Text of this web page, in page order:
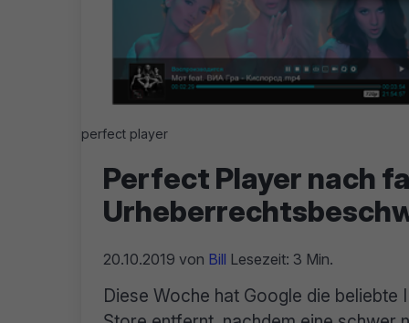
perfect player
Perfect Player nach
20.10.2019 von Bill Lesezeit: 3 Min.
Diese Woche hat Google die